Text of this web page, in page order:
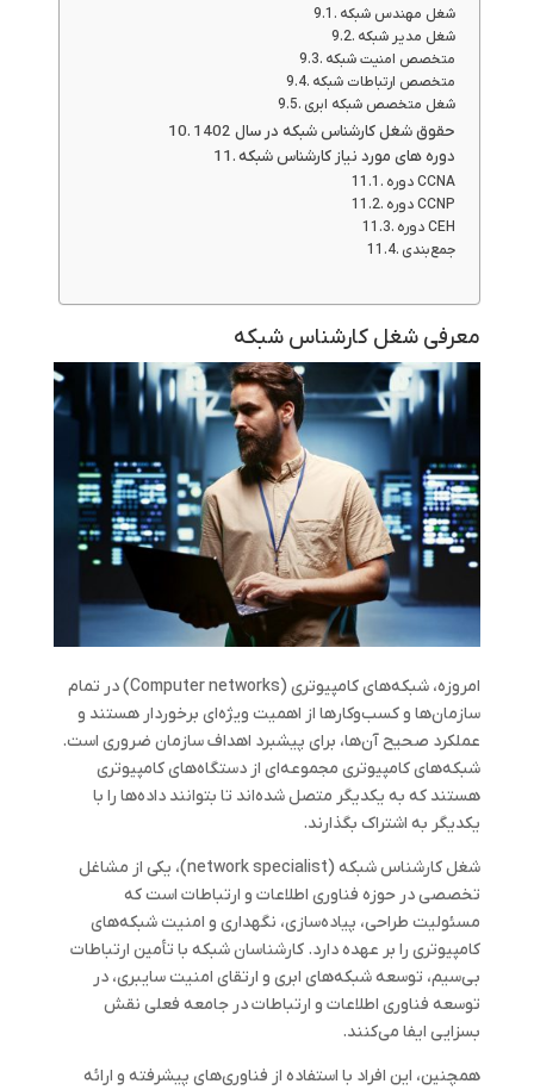
شغل مهندس شبکه
شغل مدیر شبکه
متخصص امنیت شبکه
متخصص ارتباطات شبکه
شغل متخصص شبکه ابری
حقوق شغل کارشناس شبکه در سال 1402
دوره های مورد نیاز کارشناس شبکه
دوره CCNA
دوره CCNP
دوره CEH
جمع‌بندی
معرفی شغل کارشناس شبکه
امروزه، شبکه‌های کامپیوتری (Computer networks) در تمام
سازمان‌ها و کسب‌وکارها از اهمیت ویژه‌ای برخوردار هستند و
عملکرد صحیح آن‌ها، برای پیشبرد اهداف سازمان ضروری است.
شبکه‌های کامپیوتری مجموعه‌ای از دستگاه‌های کامپیوتری
هستند که به یکدیگر متصل شده‌اند تا بتوانند داده‌ها را با
یکدیگر به اشتراک بگذارند.
شغل کارشناس شبکه (network specialist)، یکی از مشاغل
تخصصی در حوزه فناوری اطلاعات و ارتباطات است که
مسئولیت طراحی، پیاده‌سازی، نگهداری و امنیت شبکه‌های
کامپیوتری را بر عهده دارد. کارشناسان شبکه با تأمین ارتباطات
بی‌سیم، توسعه شبکه‌های ابری و ارتقای امنیت سایبری، در
توسعه فناوری اطلاعات و ارتباطات در جامعه فعلی نقش
بسزایی ایفا می‌کنند.
همچنین، این افراد با استفاده از فناوری‌های پیشرفته و ارائه